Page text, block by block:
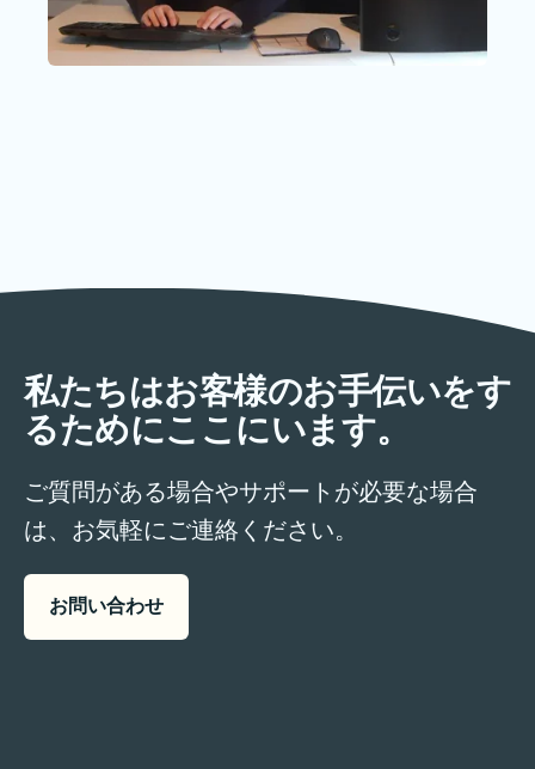
私たちはお客様のお手伝いをす
るためにここにいます。
ご質問がある場合やサポートが必要な場合
は、お気軽にご連絡ください。
お問い合わせ